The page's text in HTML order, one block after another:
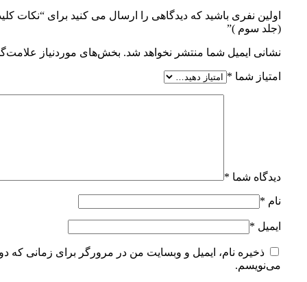
اولین نفری باشید که دیدگاهی را ارسال می کنید برای “نکات
(جلد سوم )”
نشانی ایمیل شما منتشر نخواهد شد. بخش‌های موردنیاز
امتیاز شما *
دیدگاه شما *
نام *
ایمیل *
ذخیره نام، ایمیل و وبسایت من در مرورگر برای زمانی که
می‌نویسم.